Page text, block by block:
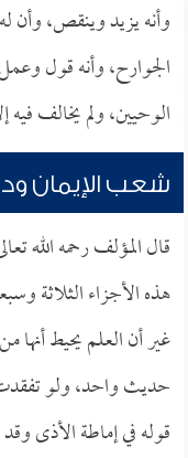
وأنه يزيد وينقص، وأن
الجوارح، وأنه قول
الوحيين، ولم يخالف
شعب الإيمان
قال المؤلف رحمه الله
هذه الأجزاء الثلاثة
غير أن العلم يحيط أنها
حديث واحد، ولو تفقدت
قوله في إماطة الأذى